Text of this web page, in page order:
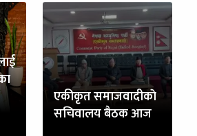
एकीकृत समाजवादीकाे
सचिवालय बैठक आज